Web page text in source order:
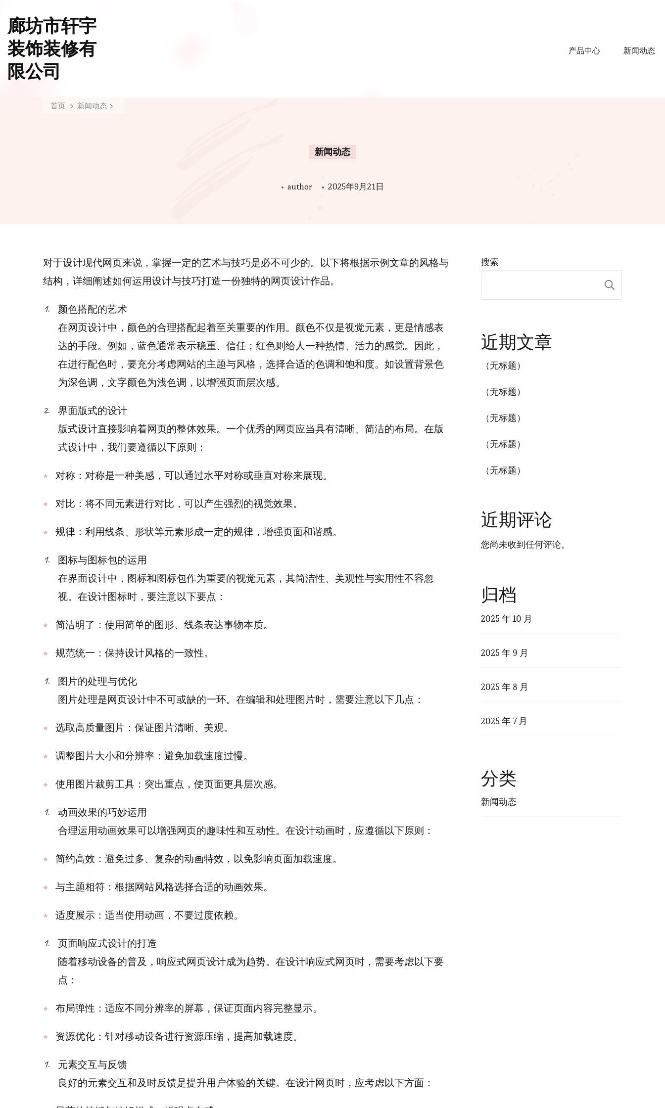
产品中心 新闻动态
廊坊市轩宇
装饰装修有
限公司
首页 新闻动态
新闻动态
author 2025年9月21日
对于设计现代网页来说，掌握一定的艺术与技巧是必不可少的。以下将根据示例文章的风格与
结构，详细阐述如何运用设计与技巧打造一份独特的网页设计作品。
颜色搭配的艺术
在网页设计中，颜色的合理搭配起着至关重要的作用。颜色不仅是视觉元素，更是情感表
达的手段。例如，蓝色通常表示稳重、信任；红色则给人一种热情、活力的感觉。因此，
在进行配色时，要充分考虑网站的主题与风格，选择合适的色调和饱和度。如设置背景色
为深色调，文字颜色为浅色调，以增强页面层次感。
界面版式的设计
版式设计直接影响着网页的整体效果。一个优秀的网页应当具有清晰、简洁的布局。在版
式设计中，我们要遵循以下原则：
对称：对称是一种美感，可以通过水平对称或垂直对称来展现。
对比：将不同元素进行对比，可以产生强烈的视觉效果。
规律：利用线条、形状等元素形成一定的规律，增强页面和谐感。
图标与图标包的运用
在界面设计中，图标和图标包作为重要的视觉元素，其简洁性、美观性与实用性不容忽
视。在设计图标时，要注意以下要点：
简洁明了：使用简单的图形、线条表达事物本质。
规范统一：保持设计风格的一致性。
图片的处理与优化
图片处理是网页设计中不可或缺的一环。在编辑和处理图片时，需要注意以下几点：
选取高质量图片：保证图片清晰、美观。
调整图片大小和分辨率：避免加载速度过慢。
使用图片裁剪工具：突出重点，使页面更具层次感。
动画效果的巧妙运用
合理运用动画效果可以增强网页的趣味性和互动性。在设计动画时，应遵循以下原则：
简约高效：避免过多、复杂的动画特效，以免影响页面加载速度。
与主题相符：根据网站风格选择合适的动画效果。
适度展示：适当使用动画，不要过度依赖。
页面响应式设计的打造
随着移动设备的普及，响应式网页设计成为趋势。在设计响应式网页时，需要考虑以下要
点：
布局弹性：适应不同分辨率的屏幕，保证页面内容完整显示。
资源优化：针对移动设备进行资源压缩，提高加载速度。
元素交互与反馈
良好的元素交互和及时反馈是提升用户体验的关键。在设计网页时，应考虑以下方面：
搜索
近期文章
（无标题）
（无标题）
（无标题）
（无标题）
（无标题）
近期评论
您尚未收到任何评论。
归档
2025 年 10 月
2025 年 9 月
2025 年 8 月
2025 年 7 月
分类
新闻动态